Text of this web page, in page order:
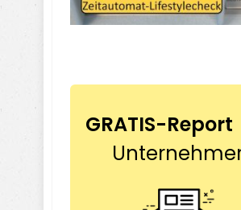
GRATIS-Report